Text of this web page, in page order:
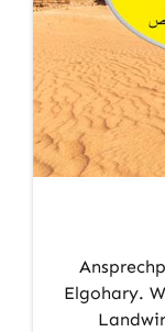
Elgohary.